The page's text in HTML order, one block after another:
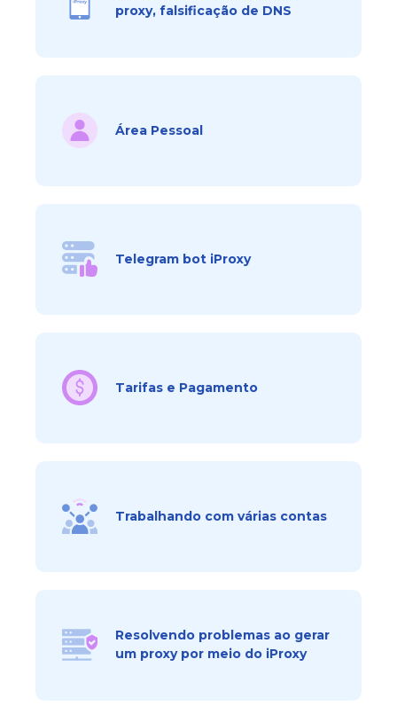
proxy, falsificação de DNS
Área Pessoal
Telegram bot iProxy
Tarifas e Pagamento
Trabalhando com várias contas
Resolvendo problemas ao gerar
um proxy por meio do iProxy